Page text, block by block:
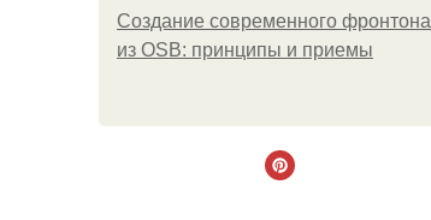
Создание современного фронтона
из OSB: принципы и приемы